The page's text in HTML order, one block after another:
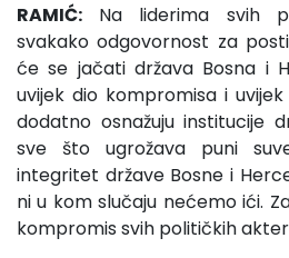
RAMIĆ: Na liderima svih
svakako odgovornost za
će se jačati država Bosna i
uvijek dio kompromisa i
dodatno osnažuju institucije
sve što ugrožava puni
integritet države Bosne i
ni u kom slučaju nećemo ići.
kompromis svih političkih